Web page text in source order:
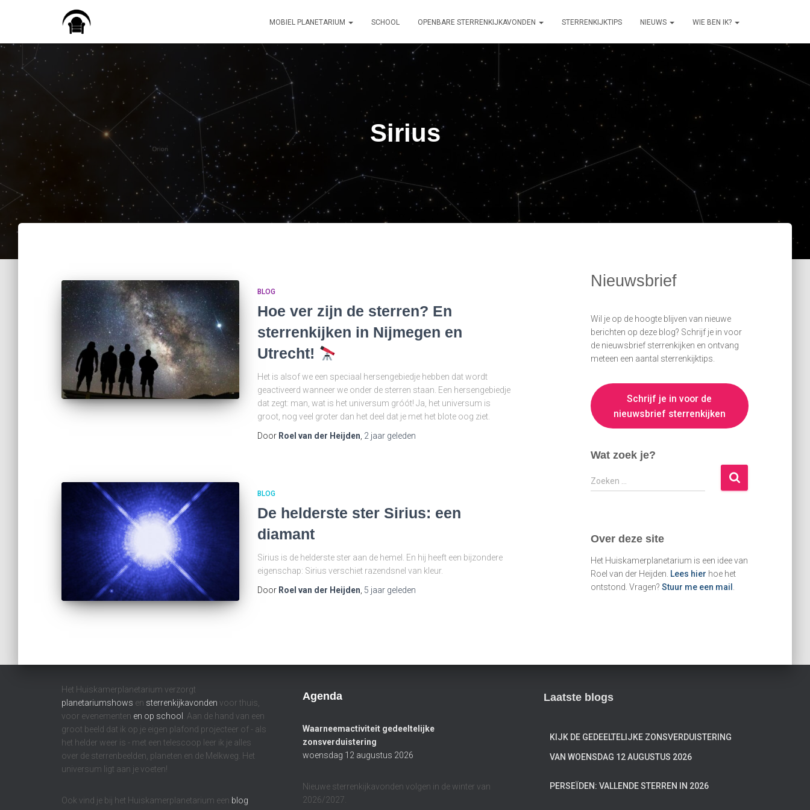
MOBIEL PLANETARIUM SCHOOL OPENBARE STERRENKIJKAVONDEN STERRENKIJKTIPS NIEUWS WIE BEN IK?
Sirius
BLOG
Hoe ver zijn de sterren? En
sterrenkijken in Nijmegen en
Utrecht!
Het is alsof we een speciaal hersengebiedje hebben dat wordt
geactiveerd wanneer we onder de sterren staan. Een hersengebiedje
dat zegt: man, wat is het universum gróót! Ja, het universum is
groot, nog veel groter dan het deel dat je met het blote oog ziet.
Door Roel van der Heijden 2 jaar geleden
BLOG
De helderste ster Sirius: een
diamant
Sirius is de helderste ster aan de hemel. En hij heeft een bijzondere
eigenschap: Sirius verschiet razendsnel van kleur.
Door Roel van der Heijden 5 jaar geleden
Nieuwsbrief
Wil je op de hoogte blijven van nieuwe
berichten op deze blog? Schrijf je in voor
de nieuwsbrief sterrenkijken en ontvang
meteen een aantal sterrenkijktips.
Schrijf je in voor de
nieuwsbrief sterrenkijken
Wat zoek je?
Z
o
n
n
a
Zoeken …
Over deze site
Het Huiskamerplanetarium is een idee van
Roel van der Heijden. Lees hier hoe het
ontstond. Vragen? Stuur me een mail
Het Huiskamerplanetarium verzorgt
planetariumshows en sterrenkijkavonden voor thuis,
voor evenementen en op school
. Aan de hand van een
groot beeld dat ik op je eigen plafond projecteer of - als
het helder weer is - met een telescoop leer ik je alles
over de sterrenbeelden, planeten en de Melkweg. Het
universum ligt aan je voeten!
Ook vind je bij het Huiskamerplanetarium een blog
Agenda
Waarneemactiviteit gedeeltelijke
zonsverduistering
woensdag 12 augustus 2026
Nieuwe sterrenkijkavonden volgen in de winter van
2026/2027.
Laatste blogs
KIJK DE GEDEELTELIJKE ZONSVERDUISTERING
VAN WOENSDAG 12 AUGUSTUS 2026
PERSEÏDEN: VALLENDE STERREN IN 2026